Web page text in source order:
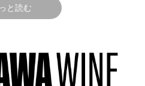
Silverado Farming
畑のみを使用。）
畑からワインまでを
と読む